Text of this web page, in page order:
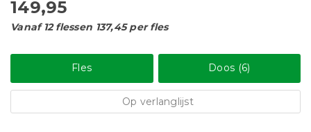
149,95
Vanaf 12 flessen 137,45 per fles
Fles Doos (6)
Op verlanglijst